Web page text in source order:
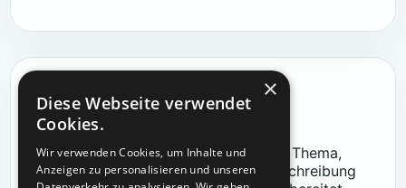
Problem nicht gelöst?
Erstellen Sie ein strukturiertes Ticket. Thema,
Priorität, betroffene Funktion und Beschreibung
×
Diese Webseite verwendet
Cookies.
Wir verwenden Cookies, um Inhalte und
Anzeigen zu personalisieren und unseren